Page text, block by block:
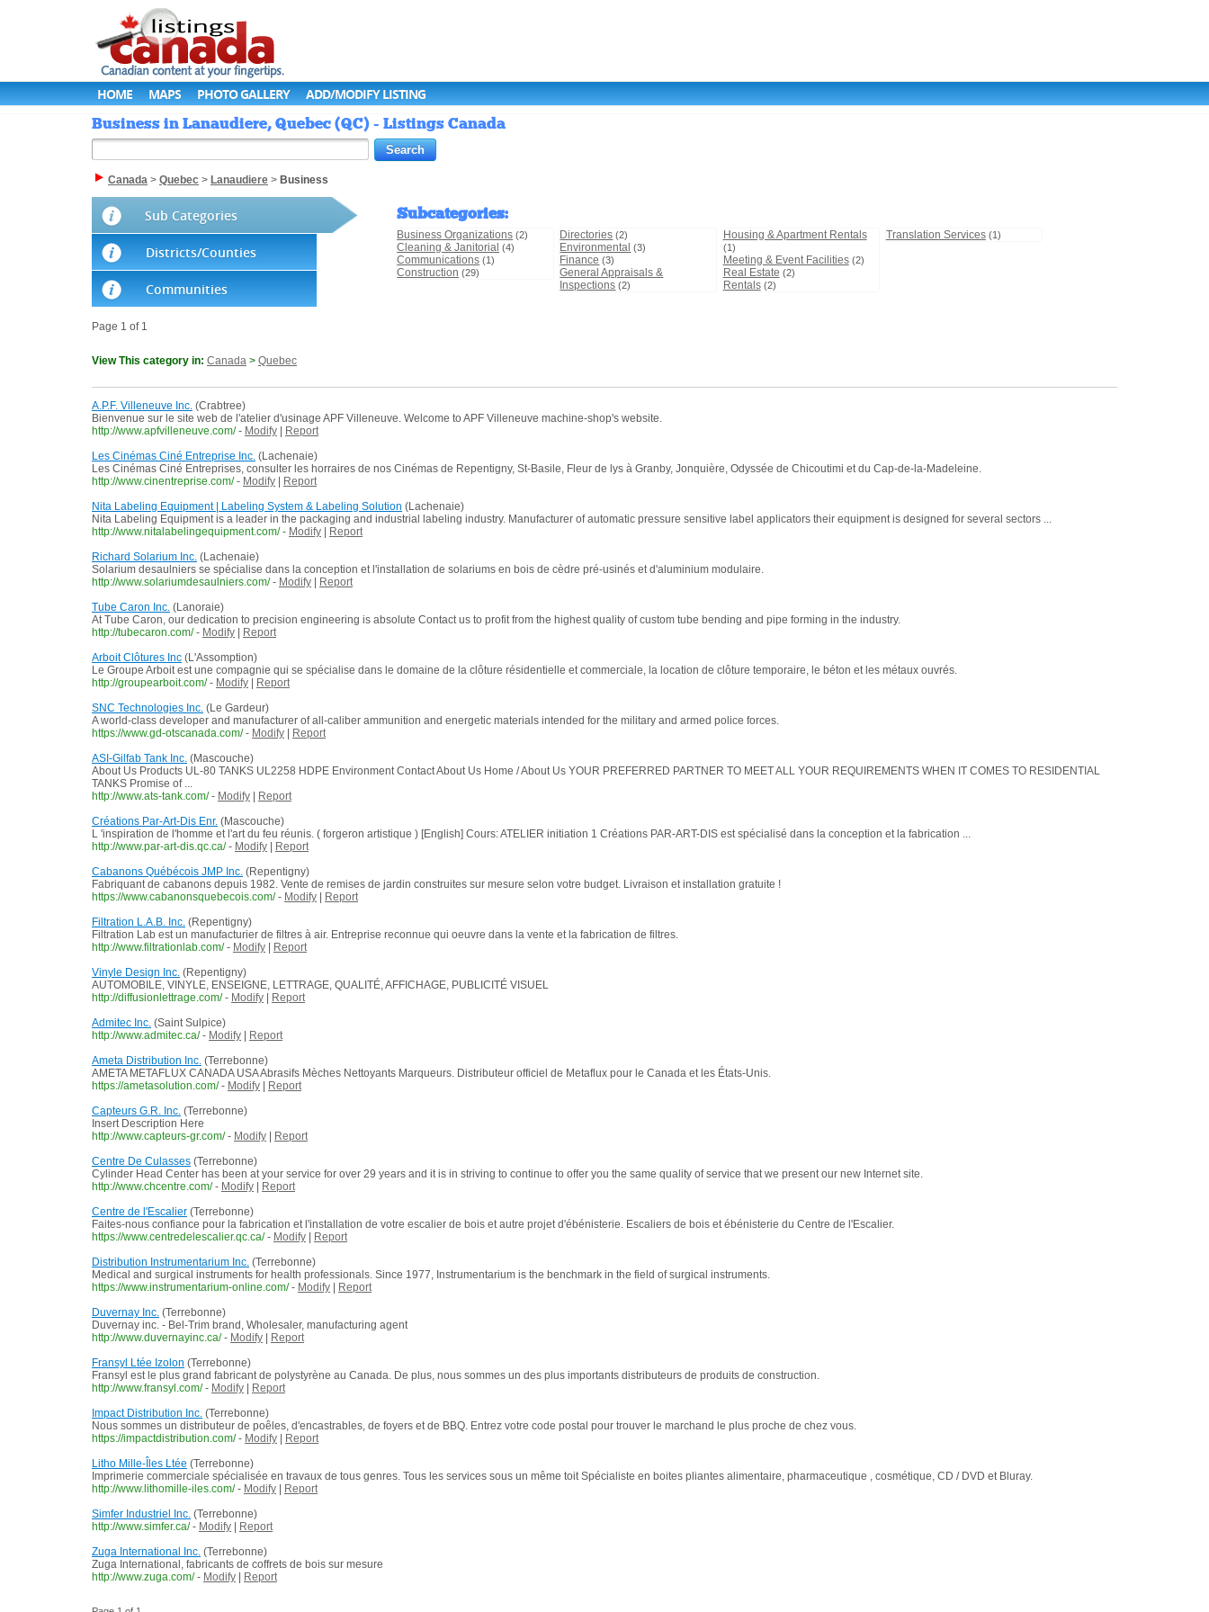
HOME MAPS PHOTO GALLERY ADD/MODIFY LISTING
Business in Lanaudiere, Quebec (QC) - Listings Canada
Canada > Quebec > Lanaudiere > Business
Sub Categories
Districts/Counties
Communities
Subcategories:
Business Organizations (2)
Cleaning & Janitorial (4)
Communications (1)
Construction (29)
Directories (2)
Environmental (3)
Finance (3)
General Appraisals &
Inspections (2)
Housing & Apartment Rentals
(1)
Meeting & Event Facilities (2)
Real Estate (2)
Rentals (2)
Translation Services (1)
Page 1 of 1
View This category in: Canada > Quebec
A.P.F. Villeneuve Inc. (Crabtree)
Bienvenue sur le site web de l'atelier d'usinage APF Villeneuve. Welcome to APF Villeneuve machine-shop's website.
http://www.apfvilleneuve.com/ - Modify
Report
Les Cinémas Ciné Entreprise Inc. (Lachenaie)
Les Cinémas Ciné Entreprises, consulter les horraires de nos Cinémas de Repentigny, St-Basile, Fleur de lys à Granby, Jonquière, Odyssée de Chicoutimi et du Cap-de-la-Madeleine.
http://www.cinentreprise.com/ - Modify
Report
Nita Labeling Equipment | Labeling System & Labeling Solution (Lachenaie)
Nita Labeling Equipment is a leader in the packaging and industrial labeling industry. Manufacturer of automatic pressure sensitive label applicators their equipment is designed for several sectors ...
http://www.nitalabelingequipment.com/ - Modify
Report
Richard Solarium Inc. (Lachenaie)
Solarium desaulniers se spécialise dans la conception et l'installation de solariums en bois de cèdre pré-usinés et d'aluminium modulaire.
http://www.solariumdesaulniers.com/ - Modify
Report
Tube Caron Inc. (Lanoraie)
At Tube Caron, our dedication to precision engineering is absolute Contact us to profit from the highest quality of custom tube bending and pipe forming in the industry.
http://tubecaron.com/ - Modify
Report
Arboit Clôtures Inc (L'Assomption)
Le Groupe Arboit est une compagnie qui se spécialise dans le domaine de la clôture résidentielle et commerciale, la location de clôture temporaire, le béton et les métaux ouvrés.
http://groupearboit.com/ - Modify
Report
SNC Technologies Inc. (Le Gardeur)
A world-class developer and manufacturer of all-caliber ammunition and energetic materials intended for the military and armed police forces.
https://www.gd-otscanada.com/ - Modify
Report
ASI-Gilfab Tank Inc. (Mascouche)
About Us Products UL-80 TANKS UL2258 HDPE Environment Contact About Us Home / About Us YOUR PREFERRED PARTNER TO MEET ALL YOUR REQUIREMENTS WHEN IT COMES TO RESIDENTIAL
TANKS Promise of ...
http://www.ats-tank.com/ - Modify
Report
Créations Par-Art-Dis Enr. (Mascouche)
L 'inspiration de l'homme et l'art du feu réunis. ( forgeron artistique ) [English] Cours: ATELIER initiation 1 Créations PAR-ART-DIS est spécialisé dans la conception et la fabrication ...
http://www.par-art-dis.qc.ca/ - Modify
Report
Cabanons Québécois JMP Inc. (Repentigny)
Fabriquant de cabanons depuis 1982. Vente de remises de jardin construites sur mesure selon votre budget. Livraison et installation gratuite !
https://www.cabanonsquebecois.com/ - Modify
Report
Filtration L.A.B. Inc. (Repentigny)
Filtration Lab est un manufacturier de filtres à air. Entreprise reconnue qui oeuvre dans la vente et la fabrication de filtres.
http://www.filtrationlab.com/ - Modify
Report
Vinyle Design Inc. (Repentigny)
AUTOMOBILE, VINYLE, ENSEIGNE, LETTRAGE, QUALITÉ, AFFICHAGE, PUBLICITÉ VISUEL
http://diffusionlettrage.com/ - Modify
Report
Admitec Inc. (Saint Sulpice)
http://www.admitec.ca/ - Modify
Report
Ameta Distribution Inc. (Terrebonne)
AMETA METAFLUX CANADA USA Abrasifs Mèches Nettoyants Marqueurs. Distributeur officiel de Metaflux pour le Canada et les États-Unis.
https://ametasolution.com/ - Modify
Report
Capteurs G.R. Inc. (Terrebonne)
Insert Description Here
http://www.capteurs-gr.com/ - Modify
Report
Centre De Culasses (Terrebonne)
Cylinder Head Center has been at your service for over 29 years and it is in striving to continue to offer you the same quality of service that we present our new Internet site.
http://www.chcentre.com/ - Modify
Report
Centre de l'Escalier (Terrebonne)
Faites-nous confiance pour la fabrication et l'installation de votre escalier de bois et autre projet d'ébénisterie. Escaliers de bois et ébénisterie du Centre de l'Escalier.
https://www.centredelescalier.qc.ca/ - Modify
Report
Distribution Instrumentarium Inc. (Terrebonne)
Medical and surgical instruments for health professionals. Since 1977, Instrumentarium is the benchmark in the field of surgical instruments.
https://www.instrumentarium-online.com/ - Modify
Report
Duvernay Inc. (Terrebonne)
Duvernay inc. - Bel-Trim brand, Wholesaler, manufacturing agent
http://www.duvernayinc.ca/ - Modify
Report
Fransyl Ltée Izolon (Terrebonne)
Fransyl est le plus grand fabricant de polystyrène au Canada. De plus, nous sommes un des plus importants distributeurs de produits de construction.
http://www.fransyl.com/ - Modify
Report
Impact Distribution Inc. (Terrebonne)
Nous sommes un distributeur de poêles, d'encastrables, de foyers et de BBQ. Entrez votre code postal pour trouver le marchand le plus proche de chez vous.
https://impactdistribution.com/ - Modify
Report
Litho Mille-Îles Ltée (Terrebonne)
Imprimerie commerciale spécialisée en travaux de tous genres. Tous les services sous un même toit Spécialiste en boites pliantes alimentaire, pharmaceutique , cosmétique, CD / DVD et Bluray.
http://www.lithomille-iles.com/ - Modify
Report
Simfer Industriel Inc. (Terrebonne)
http://www.simfer.ca/ - Modify
Report
Zuga International Inc. (Terrebonne)
Zuga International, fabricants de coffrets de bois sur mesure
http://www.zuga.com/ - Modify Report